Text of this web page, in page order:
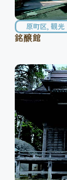
原町区, 観光
銘醸館